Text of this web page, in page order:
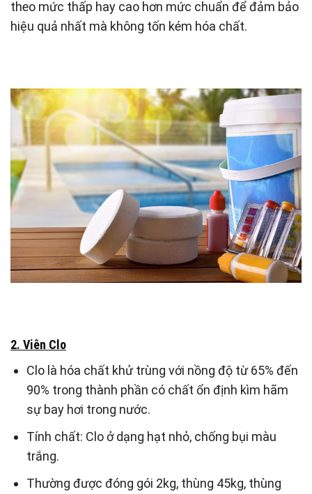
theo mức thấp hay cao hơn mức chuẩn để đảm bảo
hiệu quả nhất mà không tốn kém hóa chất.
2. Viên Clo
Clo là hóa chất khử trùng với nồng độ từ 65% đến
90% trong thành phần có chất ổn định kìm hãm
sự bay hơi trong nước.
Tính chất: Clo ở dạng hạt nhỏ, chống bụi màu
trắng.
Thường được đóng gói 2kg, thùng 45kg, thùng